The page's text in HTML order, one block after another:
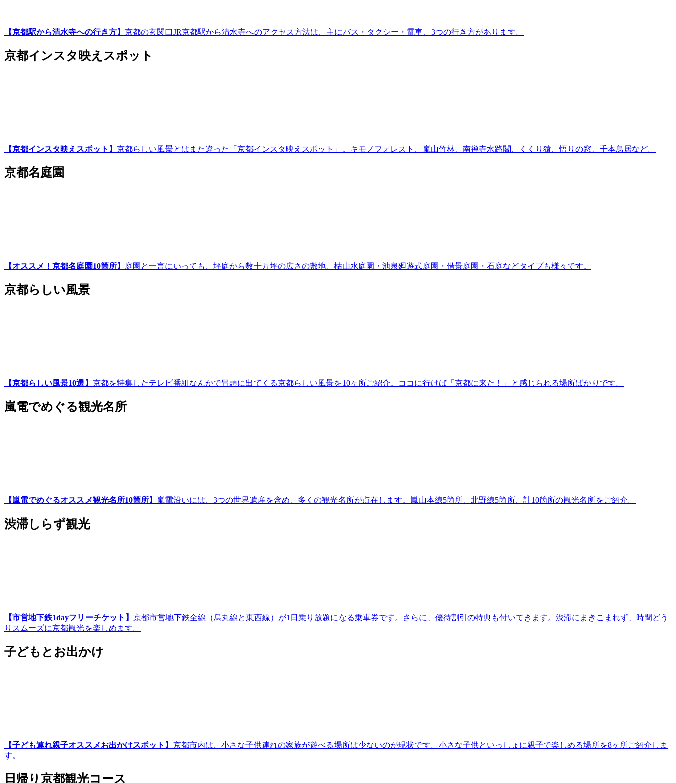
【京都駅から清水寺への行き方】 京都の玄関口JR京都駅から清水寺へのアクセス方法は、主にバス・タクシー・電車、3つの行き方があります。
京都インスタ映えスポット
【京都インスタ映えスポット】 京都らしい風景とはまた違った「京都インスタ映えスポット」。キモノフォレスト、嵐山竹林、南禅寺水路閣、くくり猿、悟りの窓、千本鳥居など。
京都名庭園
【オススメ！京都名庭園10箇所】 庭園と一言にいっても、坪庭から数十万坪の広さの敷地、枯山水庭園・池泉廻遊式庭園・借景庭園・石庭などタイプも様々です。
京都らしい風景
【京都らしい風景10選】 京都を特集したテレビ番組なんかで冒頭に出てくる京都らしい風景を10ヶ所ご紹介。ココに行けば「京都に来た！」と感じられる場所ばかりです。
嵐電でめぐる観光名所
【嵐電でめぐるオススメ観光名所10箇所】 嵐電沿いには、3つの世界遺産を含め、多くの観光名所が点在します。嵐山本線5箇所、北野線5箇所、計10箇所の観光名所をご紹介。
渋滞しらず観光
【市営地下鉄1dayフリーチケット】 京都市営地下鉄全線（烏丸線と東西線）が1日乗り放題になる乗車券です。さらに、優待割引の特典も付いてきます。渋滞にまきこまれず、時間どう
りスムーズに京都観光を楽しめます。
子どもとお出かけ
【子ども連れ親子オススメお出かけスポット】 京都市内は、小さな子供連れの家族が遊べる場所は少ないのが現状です。小さな子供といっしょに親子で楽しめる場所を8ヶ所ご紹介しま
す。
日帰り京都観光コース